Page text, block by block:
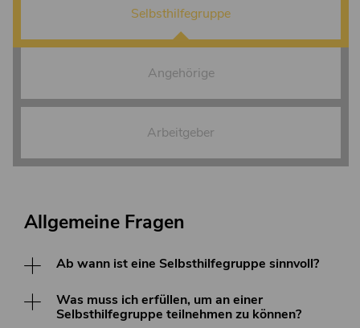
Selbsthilfegruppe
Angehörige
Arbeitgeber
Allgemeine Fragen
Ab wann ist eine Selbsthilfegruppe sinnvoll?
Eine Selbsthilfegruppe ist immer dann sinnvoll,
wenn Betroffene bereit sind, sich ihrer
Was muss ich erfüllen, um an einer
Selbsthilfegruppe teilnehmen zu können?